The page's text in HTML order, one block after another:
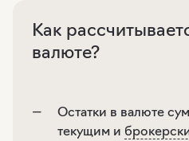
Как
валюте?
Остатки в валюте
текущим и